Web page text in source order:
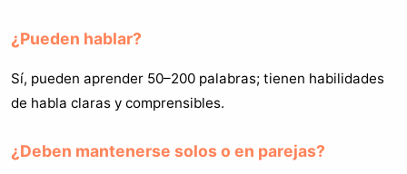
¿Pueden hablar?
Sí, pueden aprender 50–200 palabras; tienen habilidades
de habla claras y comprensibles.
¿Deben mantenerse solos o en parejas?